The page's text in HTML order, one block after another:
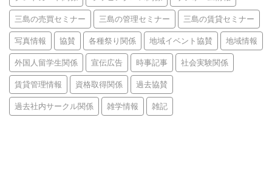
三島の売買セミナー 三島の管理セミナー 三島の賃貸セミナー
写真情報 協賛 各種祭り関係 地域イベント協賛 地域情報
外国人留学生関係 宣伝広告 時事記事 社会実験関係
賃貸管理情報 資格取得関係 過去協賛
過去社内サークル関係 雑学情報 雑記